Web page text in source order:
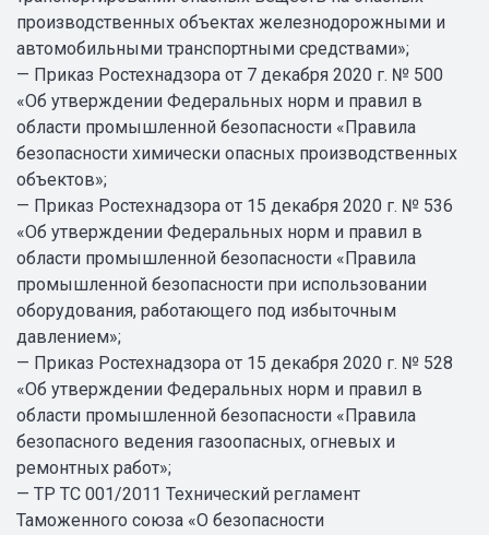
производственных объектах железнодорожными и
автомобильными транспортными средствами»;
— Приказ Ростехнадзора от 7 декабря 2020 г. № 500
«Об утверждении Федеральных норм и правил в
области промышленной безопасности «Правила
безопасности химически опасных производственных
объектов»;
— Приказ Ростехнадзора от 15 декабря 2020 г. № 536
«Об утверждении Федеральных норм и правил в
области промышленной безопасности «Правила
промышленной безопасности при использовании
оборудования, работающего под избыточным
давлением»;
— Приказ Ростехнадзора от 15 декабря 2020 г. № 528
«Об утверждении Федеральных норм и правил в
области промышленной безопасности «Правила
безопасного ведения газоопасных, огневых и
ремонтных работ»;
— ТР ТС 001/2011 Технический регламент
Таможенного союза «О безопасности